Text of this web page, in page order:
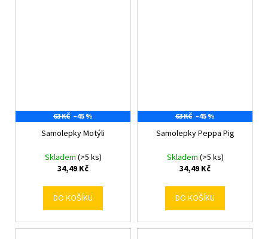
63 KČ –45 %
Samolepky Motýli
Skladem (>5 ks)
34,49 Kč
DO KOŠÍKU
63 KČ –45 %
Samolepky Peppa Pig
Skladem (>5 ks)
34,49 Kč
DO KOŠÍKU